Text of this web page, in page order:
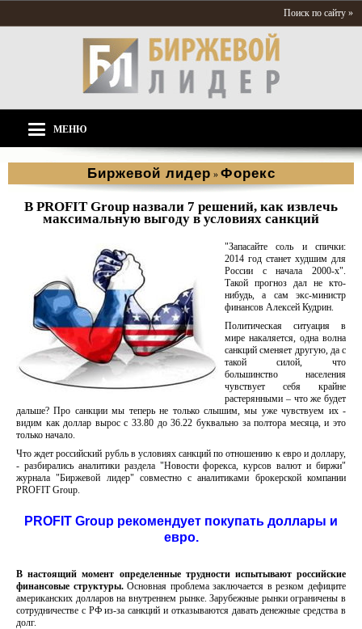
Поиск по сайту »
МЕНЮ
Биржевой лидер » Форекс
В PROFIT Group назвали 7 решений, как извлечь
максимальную выгоду в условиях санкций
"Запасайте соль и спички:
2014 год станет худшим для
России с начала 2000-х".
Такой прогноз дал не кто-
нибудь, а сам экс-министр
финансов Алексей Кудрин.
Политическая ситуация в
мире накаляется, одна волна
санкций сменяет другую, да с
такой силой, что
большинство населения
чувствует себя крайне
растерянными – что же будет
дальше? Про санкции мы теперь не только слышим, мы уже чувствуем их -
видим как доллар вырос с 33.80 до 36.22 буквально за полтора месяца, и это
только начало.
Что ждет российский рубль в условиях санкций по отношению к евро и доллару,
- разбирались аналитики раздела "Новости форекса, курсов валют и биржи"
журнала "Биржевой лидер" совместно с аналитиками брокерской компании
PROFIT Group.
PROFIT Group рекомендует покупать доллары и
евро.
В настоящий момент определенные трудности испытывают российские
финансовые структуры.Основная проблема заключается в резком дефиците
американских долларов на внутреннем рынке. Зарубежные рынки ограничены в
сотрудничестве с РФ из-за санкций и отказываются давать денежные средства в
долг.